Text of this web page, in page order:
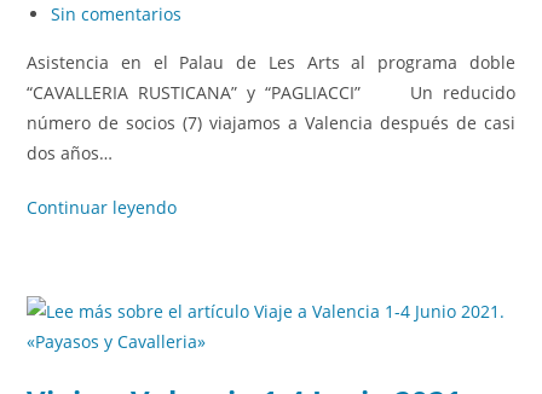
Sin comentarios
Asistencia en el Palau de Les Arts al programa doble
“CAVALLERIA RUSTICANA” y “PAGLIACCI” Un reducido
número de socios (7) viajamos a Valencia después de casi
dos años…
Continuar leyendo